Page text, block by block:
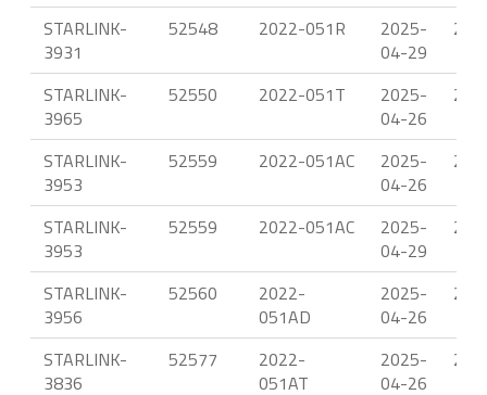
STARLINK-
3931
52548 2022-051R
2025-
04-29
STARLINK-
3965
52550 2022-051T
2025-
04-26
STARLINK-
3953
52559 2022-051AC
2025-
04-26
STARLINK-
3953
52559 2022-051AC
2025-
04-29
STARLINK-
3956
52560
2022-
051AD
2025-
04-26
STARLINK-
3836
52577
2022-
051AT
2025-
04-26